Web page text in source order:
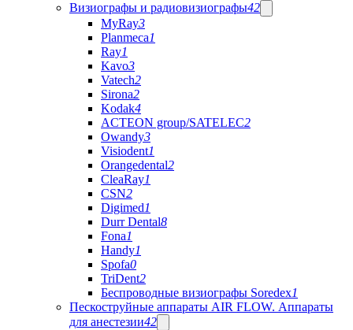
Визиографы и радиовизиографы42
MyRay3
Planmeca1
Ray1
Kavo3
Vatech2
Sirona2
Kodak4
ACTEON group/SATELEC2
Owandy3
Visiodent1
Orangedental2
CleaRay1
CSN2
Digimed1
Durr Dental8
Fona1
Handy1
Spofa0
TriDent2
Беспроводные визиографы Soredex1
Пескоструйные аппараты AIR FLOW. Аппараты
для анестезии42